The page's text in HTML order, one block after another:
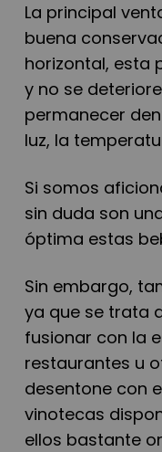
La principal
buena
horizontal, esta
y no se
permanecer
luz, la
Si somos
sin duda son
óptima estas
Sin embargo,
ya que se trata
fusionar con la
restaurantes u
desentone con
vinotecas
ellos bastante